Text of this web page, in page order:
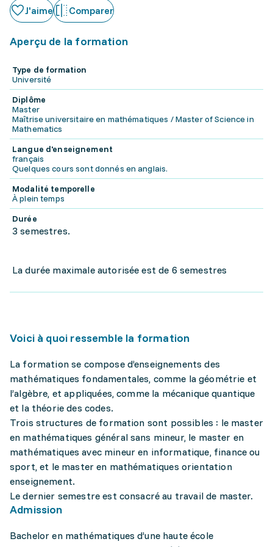
J'aime Comparer
Aperçu de la formation
Type de formation
Université
Diplôme
Master
Maîtrise universitaire en mathématiques / Master of Science in
Mathematics
Langue d'enseignement
français
Quelques cours sont donnés en anglais.
Modalité temporelle
À plein temps
Durée
3 semestres.
La durée maximale autorisée est de 6 semestres
Voici à quoi ressemble la formation
La formation se compose d’enseignements des
mathématiques fondamentales, comme la géométrie et
l’algèbre, et appliquées, comme la mécanique quantique
et la théorie des codes.
Trois structures de formation sont possibles : le master
en mathématiques général sans mineur, le master en
mathématiques avec mineur en informatique, finance ou
sport, et le master en mathématiques orientation
enseignement.
Le dernier semestre est consacré au travail de master.
Admission
Bachelor en mathématiques d’une haute école